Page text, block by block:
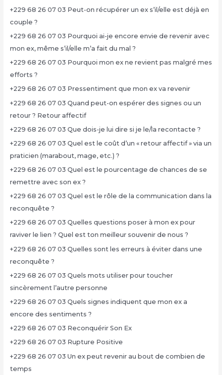
+229 68 26 07 03 Peut-on récupérer un ex s’il/elle est déjà en
couple ?
+229 68 26 07 03 Pourquoi ai-je encore envie de revenir avec
mon ex, même s’il/elle m’a fait du mal ?
+229 68 26 07 03 Pourquoi mon ex ne revient pas malgré mes
efforts ?
+229 68 26 07 03 Pressentiment que mon ex va revenir
+229 68 26 07 03 Quand peut-on espérer des signes ou un
retour ? Retour affectif
+229 68 26 07 03 Que dois-je lui dire si je le/la recontacte ?
+229 68 26 07 03 Quel est le coût d’un « retour affectif » via un
praticien (marabout, mage, etc.) ?
+229 68 26 07 03 Quel est le pourcentage de chances de se
remettre avec son ex ?
+229 68 26 07 03 Quel est le rôle de la communication dans la
reconquête ?
+229 68 26 07 03 Quelles questions poser à mon ex pour
raviver le lien ? Quel est ton meilleur souvenir de nous ?
+229 68 26 07 03 Quelles sont les erreurs à éviter dans une
reconquête ?
+229 68 26 07 03 Quels mots utiliser pour toucher
sincèrement l’autre personne
+229 68 26 07 03 Quels signes indiquent que mon ex a
encore des sentiments ?
+229 68 26 07 03 Reconquérir Son Ex
+229 68 26 07 03 Rupture Positive
+229 68 26 07 03 Un ex peut revenir au bout de combien de
temps